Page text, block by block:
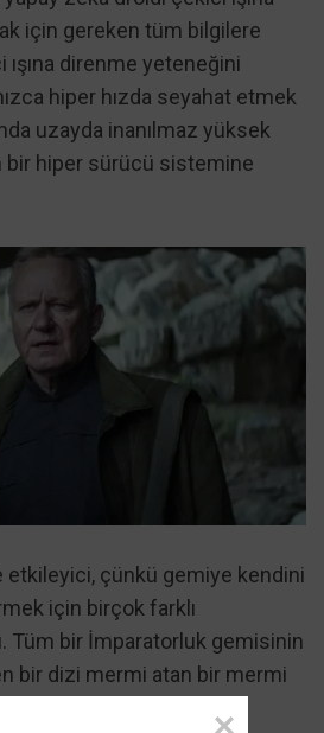
için gereken tüm bilgilere
direnme yeteneğini
hiper hızda seyahat etmek
uzayda inanılmaz yüksek
bir hiper sürücü sistemine
etkileyici, çünkü gemiye kendini
için birçok farklı
Tüm bir İmparatorluk gemisinin
bir dizi mermi atan bir mermi
Ve kruvazör, Luthen’s